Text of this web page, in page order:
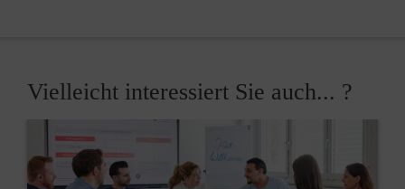
Vielleicht interessiert Sie auch... ?